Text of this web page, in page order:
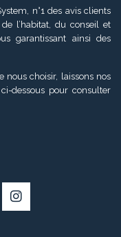
n°1 des avis clients
l’habitat, du conseil et
garantissant ainsi des
nous choisir, laissons nos
dessous pour consulter